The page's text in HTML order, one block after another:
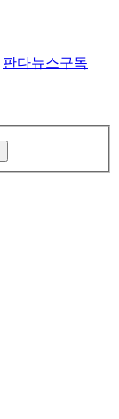
판다뉴스구독